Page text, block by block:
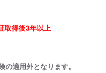
取得後3年以上
の適用外となります。